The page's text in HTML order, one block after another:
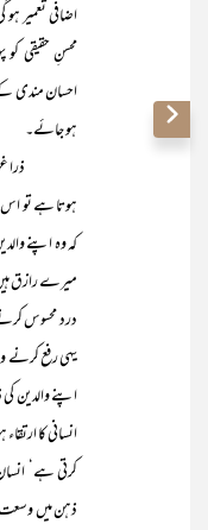
اضافی تعمیر
محسنِ حقیقی
احسان مندی
ہو جائے۔
ذرا غور
ہوتا ہے تو اس
کہ وہ اپنے
میرے رازق
درد محسوس
یہی رفع کرنے
اپنے والدین
انسانی کا
کرتی ہے‘
ذہن میں وسعت